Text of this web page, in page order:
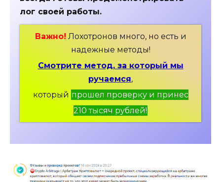
лог своей работы.
Важно! Лохотронов много, но есть и
надежные методы!
Смотрите метод, за который мы
ручаемся,
который прошел проверку и принес
210 тысяч рублей!